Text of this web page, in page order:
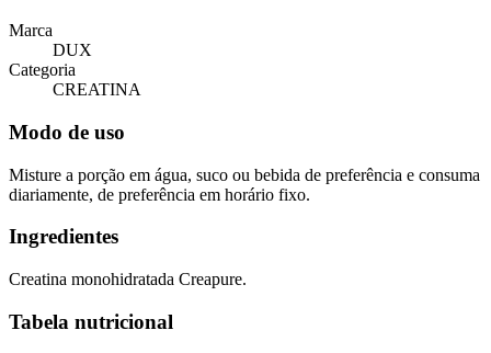
Marca
DUX
Categoria
CREATINA
Modo de uso
Misture a porção em água, suco ou bebida de preferência e consuma
diariamente, de preferência em horário fixo.
Ingredientes
Creatina monohidratada Creapure.
Tabela nutricional